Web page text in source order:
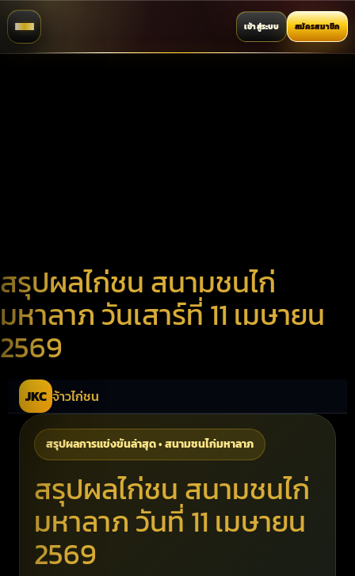
เข้าสู่ระบบ สมัครสมาชิก
สรุปผลไก่ชน สนามชนไก่
มหาลาภ วันเสาร์ที่ 11 เมษายน
2569
JKC จ้าวไก่ชน
สรุปผลการแข่งขันล่าสุด • สนามชนไก่มหาลาภ
สรุปผลไก่ชน สนามชนไก่
มหาลาภ วันที่ 11 เมษายน
2569